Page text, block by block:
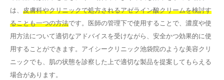
は、 皮膚科やクリニックで処方されるアゼライン酸クリームを検討す
ることも一つの方法です。医師の管理下で使用することで、濃度や使
用方法について適切なアドバイスを受けながら、安全かつ効果的に使
用することができます。アイシークリニック池袋院のような美容クリ
ニックでも、肌の状態を診察した上で適切な製品を提案してもらえる
場合があります。